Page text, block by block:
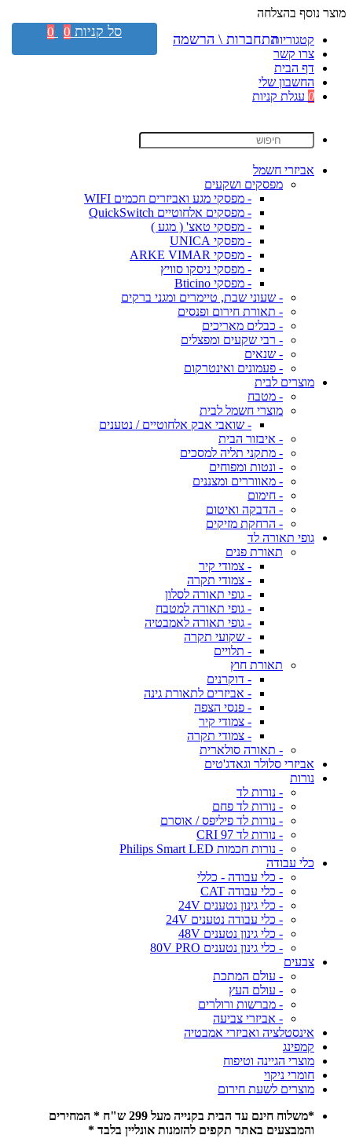
מוצר נוסף בהצלחה
קטגוריות
צרו קשר
דף הבית
החשבון שלי
0 עגלת קניות
אביזרי חשמל
מפסקים ושקעים
- מפסקי מגע ואביזרים חכמים WIFI
- מפסקים אלחוטיים QuickSwitch
- מפסקי טאצ' ( מגע )
- מפסקי UNICA
- מפסקי ARKE VIMAR
- מפסקי ניסקו סוויץ
- מפסקי Bticino
- שעוני שבת, טיימרים ומגני ברקים
- תאורת חירום ופנסים
- כבלים מאריכים
- רבי שקעים ומפצלים
- שנאים
- פעמונים ואינטרקום
מוצרים לבית
- מטבח
מוצרי חשמל לבית
- שואבי אבק אלחוטיים / נטענים
- איבזור הבית
- מתקני תליה למסכים
- ונטות ומפוחים
- מאווררים ומצננים
- חימום
- הדבקה ואיטום
- הרחקת מזיקים
גופי תאורה לד
תאורת פנים
- צמודי קיר
- צמודי תקרה
- גופי תאורה לסלון
- גופי תאורה למטבח
- גופי תאורה לאמבטיה
- שקועי תקרה
- תלויים
תאורת חוץ
- דוקרנים
- אביזרים לתאורת גינה
- פנסי הצפה
- צמודי קיר
- צמודי תקרה
- תאורה סולארית
אביזרי סלולר וגאדג'טים
נורות
- נורות לד
- נורות לד פחם
- נורות לד פיליפס / אוסרם
- נורות לד CRI 97
- נורות חכמות Philips Smart LED
כלי עבודה
- כלי עבודה - כללי
- כלי עבודה CAT
- כלי גינון נטענים 24V
- כלי עבודה נטענים 24V
- כלי גינון נטענים 48V
- כלי גינון נטענים 80V PRO
צבעים
- עולם המתכת
- עולם העץ
- מברשות ורולרים
- אביזרי צביעה
אינסטלציה ואביזרי אמבטיה
קמפינג
מוצרי הגיינה וטיפוח
חומרי ניקוי
מוצרים לשעת חירום
*משלוח חינם עד הבית בקנייה מעל 299 ש"ח * המחירים
והמבצעים באתר תקפים להזמנות אונליין בלבד *
התחברות \ הרשמה סל קניות 0
0